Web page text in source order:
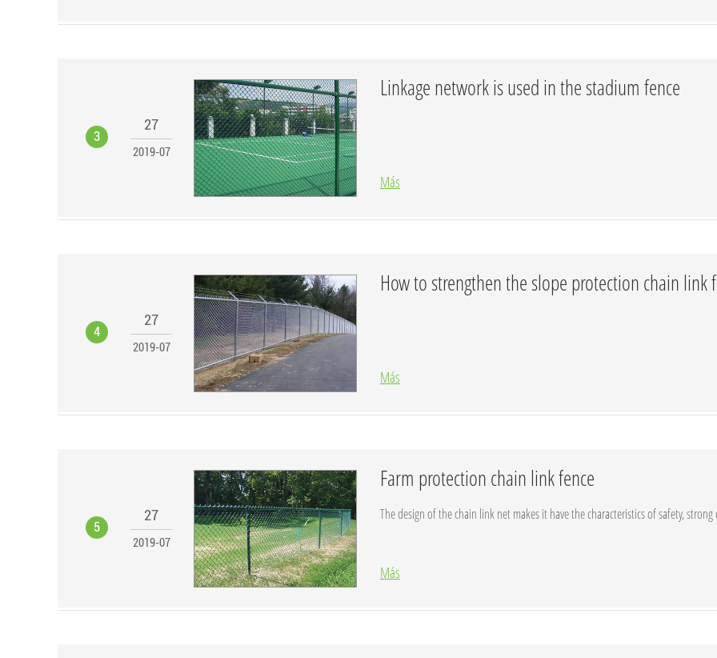
3
27
2019-07
Linkage network is used in the stadium fence
Más
4
27
2019-07
How to strengthen the slope protection chain link
Más
5
27
2019-07
Farm protection chain link fence
The design of the chain link net makes it have the characteristics of safety,
Más